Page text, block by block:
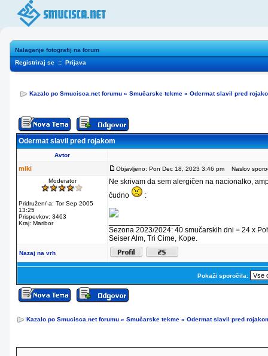
Nalaganje fotografij na forum
Registriraj se :: Prijava
Kazalo po Smucisca.net forumu » Smučarske tekme » Odermat slavil pred
Odermat slavil pred rojakom
Avtor
miki Objavljeno: Pon Dec 18, 2023 3:46 pm
Naslov
Moderator
Pridružen/-a: Tor Sep 2005
13:25
Prispevkov: 3463
Kraj: Maribor
Ne skrivam da sem alergičen na nacionalko,
čudno
:
Sezona 2023/2024: 40 smučarskih dni = 24 x
Seiser Alm, Tri Cime, Kope.
Nazaj na vrh
Pokaži sporočila:
Kazalo po Smucisca.net forumu » Smučarske tekme » Odermat slavil pred